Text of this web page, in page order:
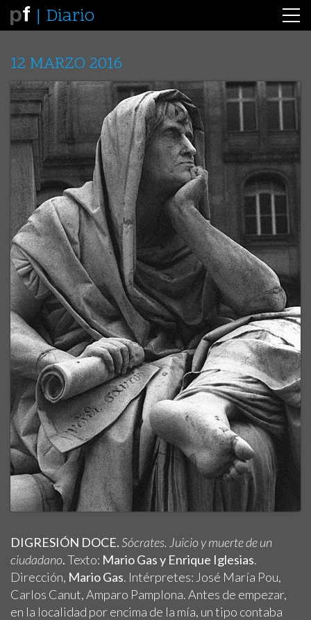
Diario
12 MARZO 2016
DIGRESIÓN DOCE.Sócrates. Juicio y muerte de un
ciudadano.Texto: Mario Gas y Enrique Iglesias.
Dirección, Mario Gas. Intérpretes: José María Pou,
Carlos Canut, Amparo Pamplona. Antes de empezar,
en la localidad por encima de la mía, un tipo contaba